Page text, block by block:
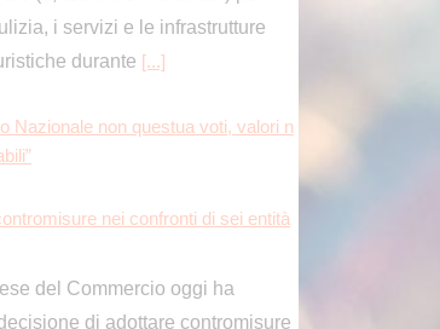
i servizi e le infrastrutture
durante [...]
Nazionale non questua voti, valori n
nei confronti di sei entità
del Commercio oggi ha
di adottare contromisure